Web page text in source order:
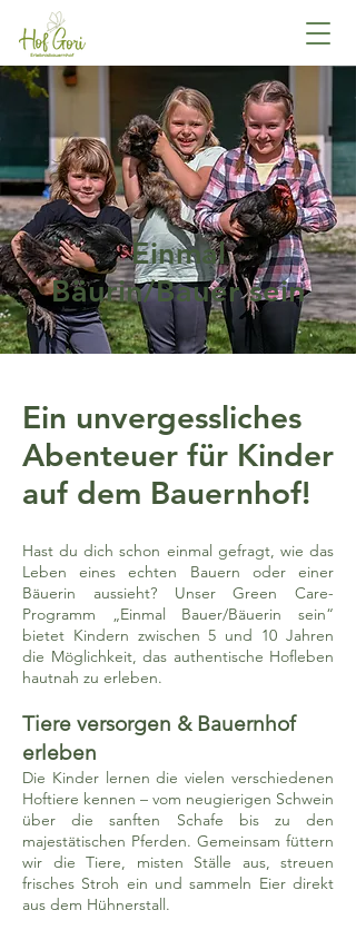
Einmal
Bäurin/Bauer sein
Ein unvergessliches
Abenteuer für Kinder
auf dem Bauernhof!
Hast du dich schon einmal gefragt, wie das
Leben eines echten Bauern oder einer
Bäuerin aussieht? Unser Green Care-
Programm „Einmal Bauer/Bäuerin sein“
bietet Kindern zwischen 5 und 10 Jahren
die Möglichkeit, das authentische Hofleben
hautnah zu erleben.
Tiere versorgen & Bauernhof
erleben
Die Kinder lernen die vielen verschiedenen
Hoftiere kennen – vom neugierigen Schwein
über die sanften Schafe bis zu den
majestätischen Pferden. Gemeinsam füttern
wir die Tiere, misten Ställe aus, streuen
frisches Stroh ein und sammeln Eier direkt
aus dem Hühnerstall.